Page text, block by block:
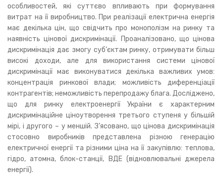
особливостей, які суттєво впливають при формування
витрат на її виробництво. При реалізації електрична енергія
має декілька цін, що свідчить про монополізм на ринку та
наявність цінової дискримінації. Проаналізовано, що цінова
дискримінація дає змогу суб’єктам ринку, отримувати більш
високі доходи, але для використання системи цінової
дискримінації має виконуватися декілька важливих умов:
концентрація ринкової влади; можливість диференціації
контрагентів; неможливість перепродажу блага. Досліджено,
що для ринку електроенергії України є характерним
дискримінаційне ціноутворення третього ступеня у більшій
мірі, і другого – у меншій. З’ясовано, що цінова дискримінація
стосовно виробників представлена різною генерацію
електричної енергії та різними ціна на її закупівлю: теплова,
гідро, атомна, блок-станції, ВДЕ (відновлювальні джерела
енергії).